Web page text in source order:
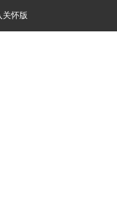
关怀版